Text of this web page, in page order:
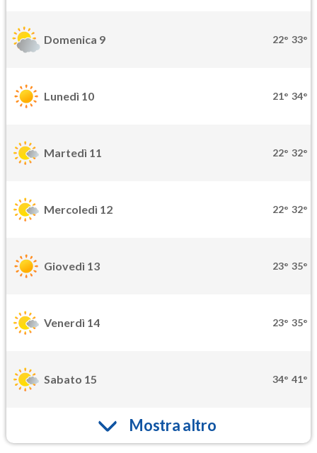
Domenica 9 22° 33°
Lunedì 10 21° 34°
Martedì 11 22° 32°
Mercoledì 12 22° 32°
Giovedì 13 23° 35°
Venerdì 14 23° 35°
Sabato 15 34° 41°
Mostra altro